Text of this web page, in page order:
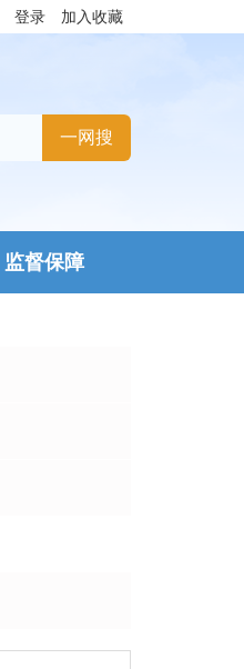
登录 加入收藏
监督保障